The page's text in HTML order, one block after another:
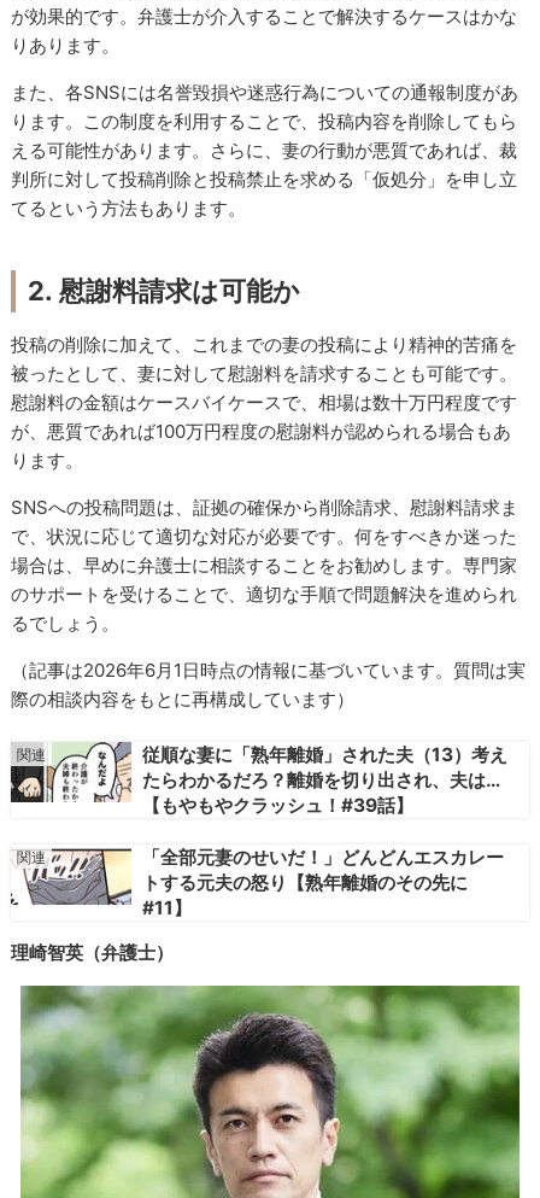
が効果的です。弁護士が介入することで解決するケースはかな
りあります。
また、各SNSには名誉毀損や迷惑行為についての通報制度があ
ります。この制度を利用することで、投稿内容を削除してもら
える可能性があります。さらに、妻の行動が悪質であれば、裁
判所に対して投稿削除と投稿禁止を求める「仮処分」を申し立
てるという方法もあります。
2. 慰謝料請求は可能か
投稿の削除に加えて、これまでの妻の投稿により精神的苦痛を
被ったとして、妻に対して慰謝料を請求することも可能です。
慰謝料の金額はケースバイケースで、相場は数十万円程度です
が、悪質であれば100万円程度の慰謝料が認められる場合もあ
ります。
SNSへの投稿問題は、証拠の確保から削除請求、慰謝料請求ま
で、状況に応じて適切な対応が必要です。何をすべきか迷った
場合は、早めに弁護士に相談することをお勧めします。専門家
のサポートを受けることで、適切な手順で問題解決を進められ
るでしょう。
（記事は2026年6月1日時点の情報に基づいています。質問は実
際の相談内容をもとに再構成しています）
従順な妻に「熟年離婚」された夫（13）考え
たらわかるだろ？離婚を切り出され、夫は…
【もやもやクラッシュ！#39話】
「全部元妻のせいだ！」どんどんエスカレー
トする元夫の怒り【熟年離婚のその先に
#11】
理崎智英（弁護士）